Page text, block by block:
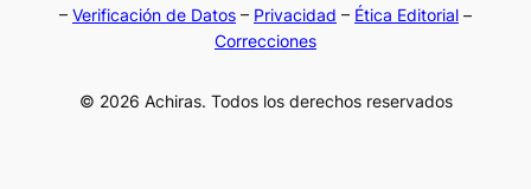
– Verificación de Datos – Privacidad – Ética Editorial –
Correcciones
© 2026 Achiras. Todos los derechos reservados